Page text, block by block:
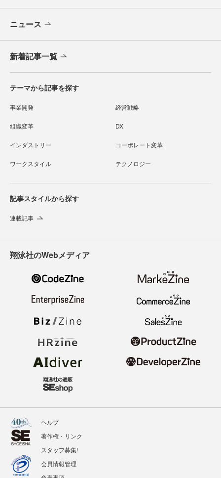
ニュース
新着記事一覧
テーマから記事を探す
事業開発 経営戦略
組織変革 DX
インダストリー コーポレート変革
ワークスタイル テクノロジー
記事スタイルから探す
連載記事
翔泳社のWebメディア
ヘルプ
著作権・リンク
スタッフ募集!
会員情報管理